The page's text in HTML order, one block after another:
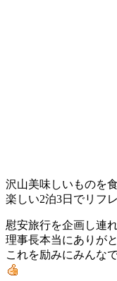
沢山美味しいものを
楽しい2泊3日でリフ
慰安旅行を企画し連
理事長本当にありが
これを励みにみんな